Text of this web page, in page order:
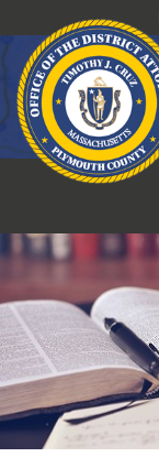
para
o
conteúdo